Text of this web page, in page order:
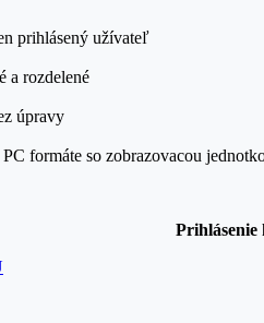
prihlásený užívateľ
a rozdelené
úpravy
formáte so zobrazovacou
Prihlásenie